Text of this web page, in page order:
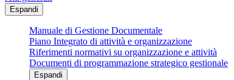
Espandi
Manuale di Gestione Documentale
Piano Integrato di attività e organizzazione
Riferimenti normativi su organizzazione e attività
Documenti di programmazione strategico gestionale
Espandi